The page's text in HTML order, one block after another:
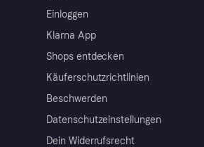
Einloggen
Klarna App
Shops entdecken
Käuferschutzrichtlinien
Beschwerden
Datenschutzeinstellungen
Dein Widerrufsrecht